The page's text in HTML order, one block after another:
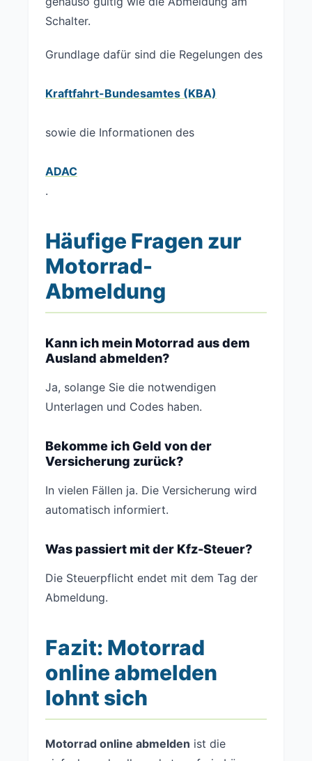
Schalter.
Grundlage dafür sind die Regelungen des
Kraftfahrt-Bundesamtes (KBA)
sowie die Informationen des
ADAC
.
Häufige Fragen zur
Motorrad-
Abmeldung
Kann ich mein Motorrad aus dem
Ausland abmelden?
Ja, solange Sie die notwendigen
Unterlagen und Codes haben.
Bekomme ich Geld von der
Versicherung zurück?
In vielen Fällen ja. Die Versicherung wird
automatisch informiert.
Was passiert mit der Kfz-Steuer?
Die Steuerpflicht endet mit dem Tag der
Abmeldung.
Fazit: Motorrad
online abmelden
lohnt sich
Motorrad online abmelden ist die